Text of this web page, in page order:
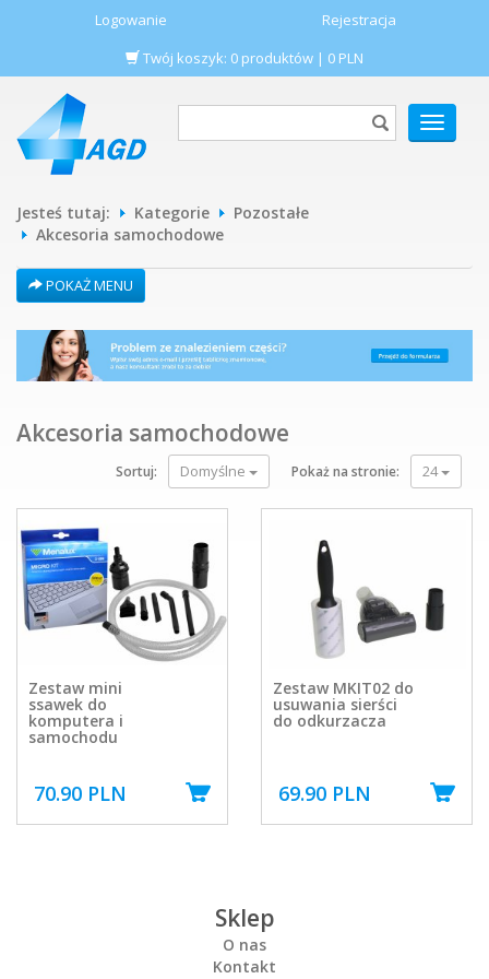
Logowanie
Rejestracja
Twój koszyk: 0 produktów | 0 PLN
POKAŻ
MENU
Jesteś tutaj: Kategorie
Pozostałe
Akcesoria samochodowe
POKAŻ MENU
Akcesoria samochodowe
Sortuj: Domyślne Pokaż na stronie: 24
Zestaw mini
ssawek do
komputera i
samochodu
70.90 PLN
Zestaw MKIT02 do
usuwania sierści
do odkurzacza
69.90 PLN
Sklep
O nas
Kontakt